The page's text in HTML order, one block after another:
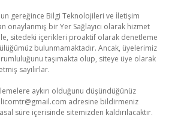
gereğince Bilgi Teknolojileri ve İletişim
onaylanmış bir Yer Sağlayıcı olarak hizmet
sitedeki içerikleri proaktif olarak denetleme
bulunmamaktadır. Ancak, üyelerimiz
taşımakta olup, siteye üye olarak
sayılırlar.
aykırı olduğunu düşündüğünüz
adresine bildirmeniz
süre içerisinde sitemizden kaldırılacaktır.